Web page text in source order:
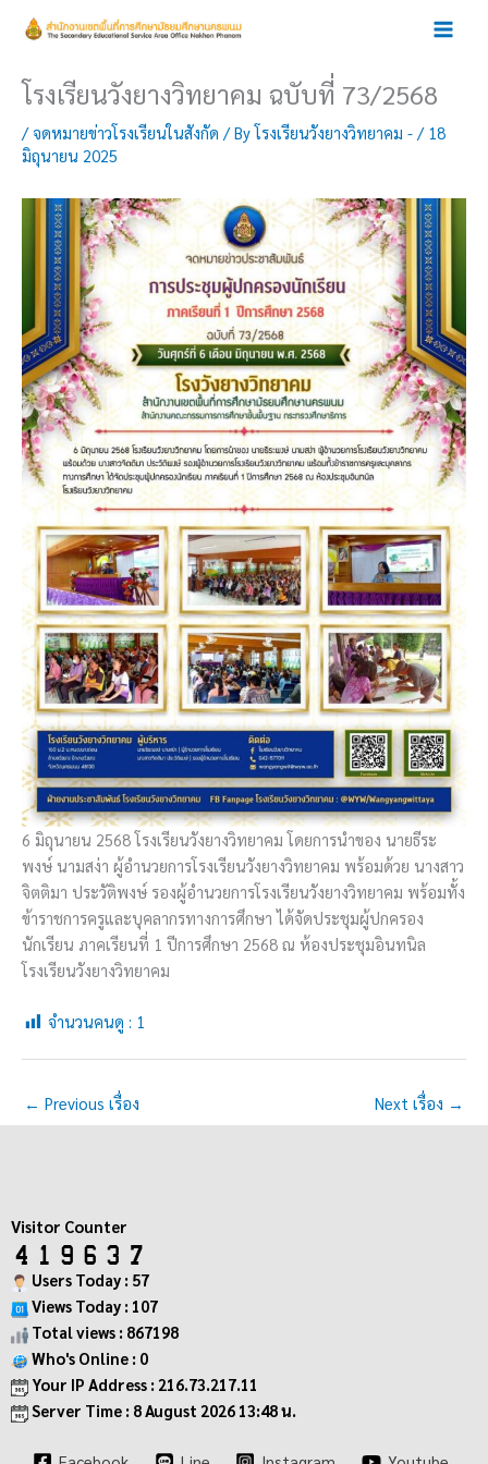
โรงเรียนวังยางวิทยาคม ฉบับที่ 73/2568
/จดหมายข่าวโรงเรียนในสังกัด / Byโรงเรียนวังยางวิทยาคม - / 18
มิถุนายน 2025
6 มิถุนายน 2568 โรงเรียนวังยางวิทยาคม โดยการนำของ นายธีระ
พงษ์ นามสง่า ผู้อำนวยการโรงเรียนวังยางวิทยาคม พร้อมด้วย นางสาว
จิตติมา ประวัติพงษ์ รองผู้อำนวยการโรงเรียนวังยางวิทยาคม พร้อมทั้ง
ข้าราชการครูและบุคลากรทางการศึกษา ได้จัดประชุมผู้ปกครอง
นักเรียน ภาคเรียนที่ 1 ปีการศึกษา 2568 ณ ห้องประชุมอินทนิล
โรงเรียนวังยางวิทยาคม
จำนวนคนดู : 1
← Previous เรื่อง Next เรื่อง →
Visitor Counter
Users Today : 57
Views Today : 107
Total views : 867198
Who's Online : 0
Your IP Address : 216.73.217.11
Server Time : 8 August 2026 13:48 น.